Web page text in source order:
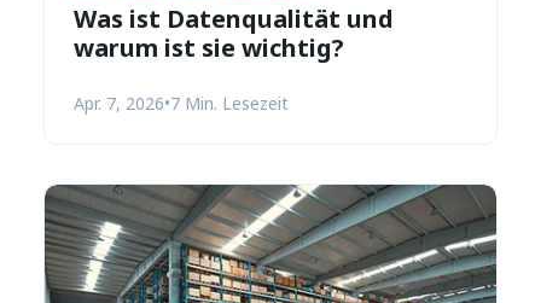
Was ist Datenqualität und
warum ist sie wichtig?
Apr. 7, 2026•7 Min. Lesezeit